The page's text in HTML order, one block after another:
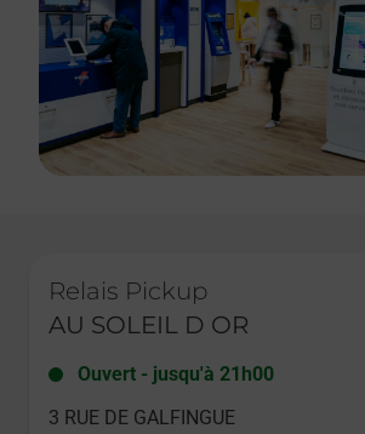
Relais Pickup
AU SOLEIL D OR
Ouvert - jusqu'à 21h00
3 RUE DE GALFINGUE